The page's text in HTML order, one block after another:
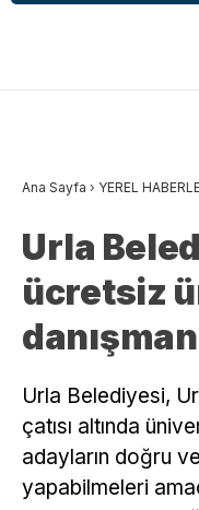
Ana Sayfa › YEREL
Urla
ücretsiz
Urla Belediyesi,
çatısı altında
adayların doğru
yapabilmeleri